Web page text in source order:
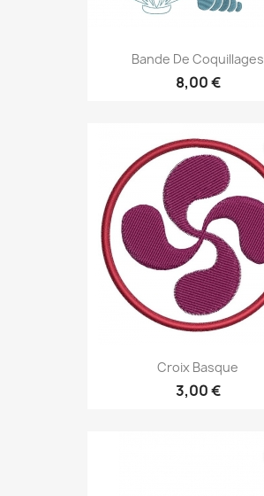
Bande De Coquillages
8,00 €
Croix Basque
3,00 €